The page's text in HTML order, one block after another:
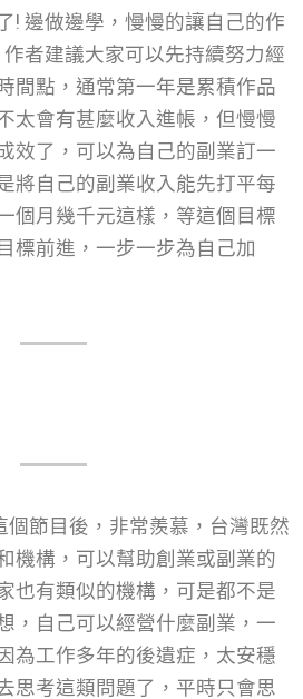
! 邊做邊學，慢慢的讓自己的作
者建議大家可以先持續努力經
間點，通常第一年是累積作品
太會有甚麼收入進帳，但慢慢
效了，可以為自己的副業訂一
將自己的副業收入能先打平每
個月幾千元這樣，等這個目標
標前進，一步一步為自己加
個節目後，非常羨慕，台灣既然
機構，可以幫助創業或副業的
也有類似的機構，可是都不是
，自己可以經營什麼副業，一
為工作多年的後遺症，太安穩
思考這類問題了，平時只會思